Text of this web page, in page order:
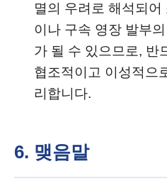
멸의 우려로 해석되
이나 구속 영장 발부
가 될 수 있으므로, 반
협조적이고 이성적으
리합니다.
6. 맺음말